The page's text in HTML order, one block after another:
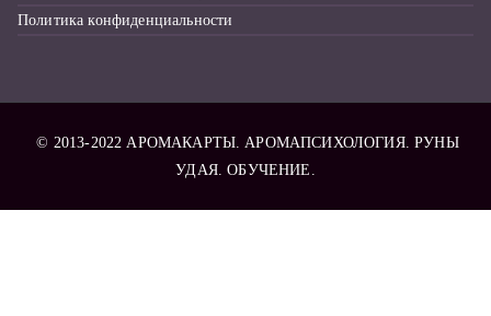
Политика конфиденциальности
© 2013-2022АРОМАКАРТЫ. АРОМАПСИХОЛОГИЯ. РУНЫ
УДАЯ. ОБУЧЕНИЕ.